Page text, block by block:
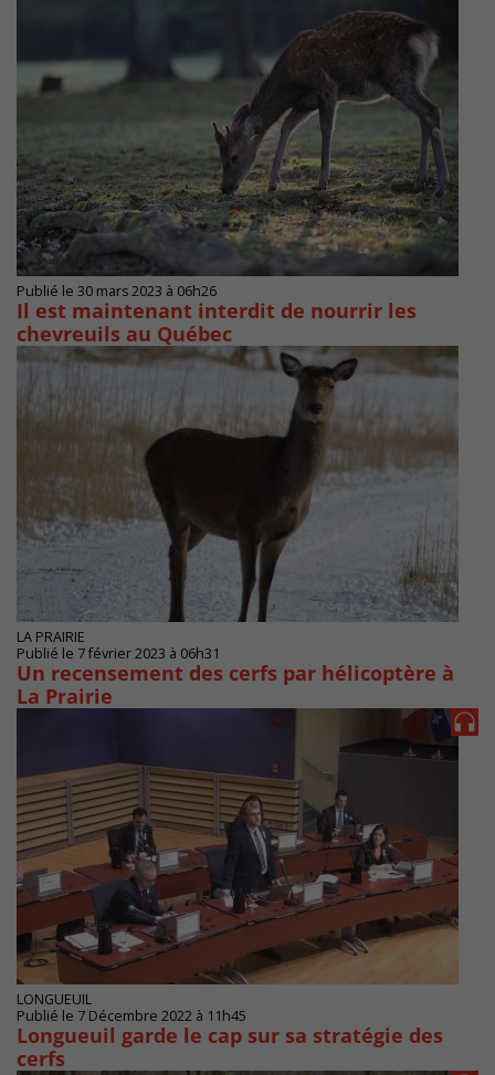
Publié le 30 mars 2023 à 06h26
Il est maintenant interdit de nourrir les
chevreuils au Québec
LA PRAIRIE
Publié le 7 février 2023 à 06h31
Un recensement des cerfs par hélicoptère à
La Prairie
LONGUEUIL
Publié le 7 Décembre 2022 à 11h45
Longueuil garde le cap sur sa stratégie des
cerfs